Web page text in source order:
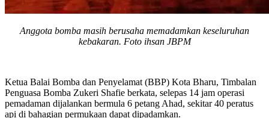
Anggota bomba masih berusaha memadamkan keseluruhan
kebakaran. Foto ihsan JBPM
Ketua Balai Bomba dan Penyelamat (BBP) Kota Bharu, Timbalan
Penguasa Bomba Zukeri Shafie berkata, selepas 14 jam operasi
pemadaman dijalankan bermula 6 petang Ahad, sekitar 40 peratus
api di bahagian permukaan dapat dipadamkan.